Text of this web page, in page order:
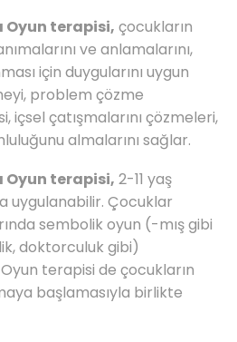
Oyun terapisi, çocukların
ve anlamalarını,
için duygularını uygun
problem çözme
içsel çatışmalarını çözmeleri,
almalarını sağlar.
Oyun terapisi, 2-11 yaş
uygulanabilir. Çocuklar
sembolik oyun (-mış gibi
doktorculuk gibi)
terapisi de çocukların
başlamasıyla birlikte